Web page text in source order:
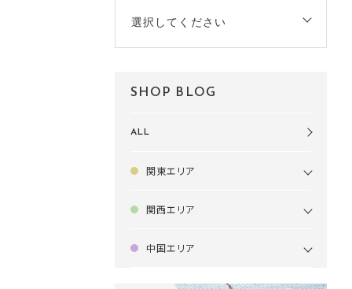
選択してください
SHOP BLOG
ALL
関東エリア
関西エリア
中国エリア